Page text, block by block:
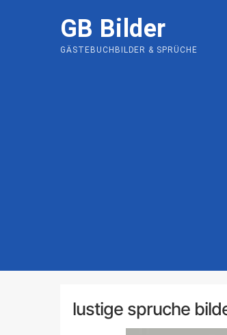
GB Bilder
GÄSTEBUCHBILDER & SPRÜCHE
lustige spruche